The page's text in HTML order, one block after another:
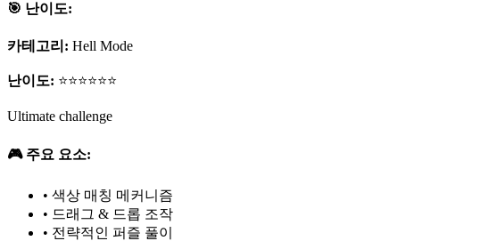
🎯 난이도:
카테고리: Hell Mode
난이도: ⭐⭐⭐⭐⭐⭐
Ultimate challenge
🎮 주요 요소:
• 색상 매칭 메커니즘
• 드래그 & 드롭 조작
• 전략적인 퍼즐 풀이